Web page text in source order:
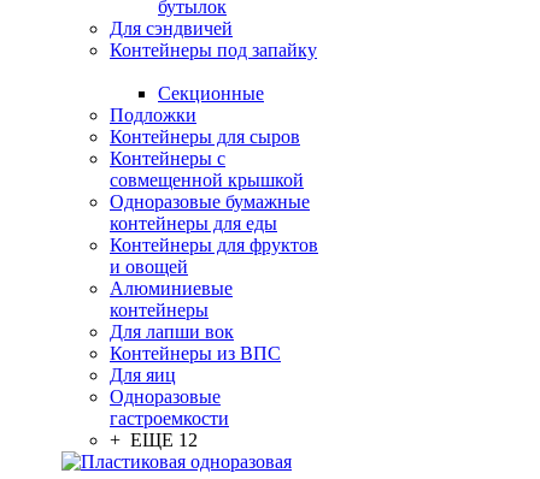
бутылок
Для сэндвичей
Контейнеры под запайку
Секционные
Подложки
Контейнеры для сыров
Контейнеры с
совмещенной крышкой
Одноразовые бумажные
контейнеры для еды
Контейнеры для фруктов
и овощей
Алюминиевые
контейнеры
Для лапши вок
Контейнеры из ВПС
Для яиц
Одноразовые
гастроемкости
+ ЕЩЕ 12